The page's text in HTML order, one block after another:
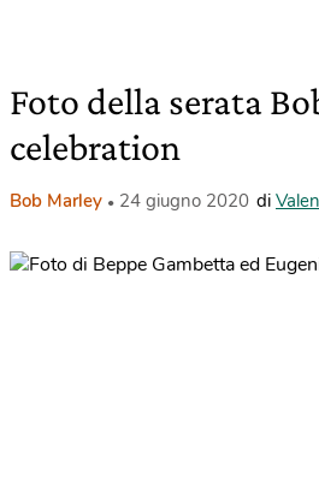
Foto della serata
celebration
Bob Marley 24 giugno 2020 di